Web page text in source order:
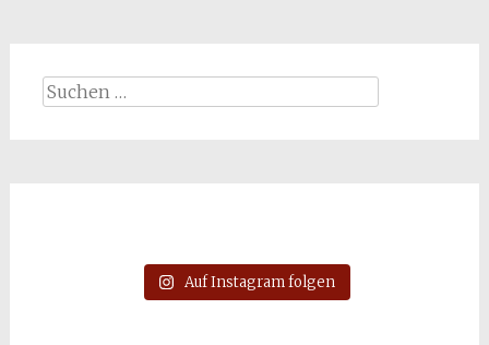
Suchen
Auf Instagram folgen